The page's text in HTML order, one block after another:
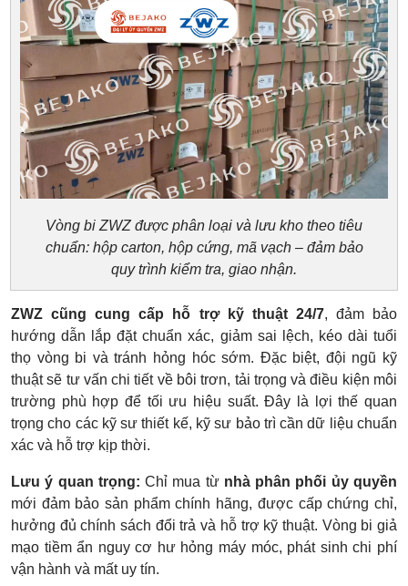
Vòng bi ZWZ được phân loại và lưu kho theo tiêu
chuẩn: hộp carton, hộp cứng, mã vạch – đảm bảo
quy trình kiểm tra, giao nhận.
ZWZ cũng cung cấp hỗ trợ kỹ thuật 24/7, đảm bảo
hướng dẫn lắp đặt chuẩn xác, giảm sai lệch, kéo dài tuổi
thọ vòng bi và tránh hỏng hóc sớm. Đặc biệt, đội ngũ kỹ
thuật sẽ tư vấn chi tiết về bôi trơn, tải trọng và điều kiện môi
trường phù hợp để tối ưu hiệu suất. Đây là lợi thế quan
trọng cho các kỹ sư thiết kế, kỹ sư bảo trì cần dữ liệu chuẩn
xác và hỗ trợ kịp thời.
Lưu ý quan trọng: Chỉ mua từ nhà phân phối ủy quyền
mới đảm bảo sản phẩm chính hãng, được cấp chứng chỉ,
hưởng đủ chính sách đổi trả và hỗ trợ kỹ thuật. Vòng bi giả
mạo tiềm ẩn nguy cơ hư hỏng máy móc, phát sinh chi phí
vận hành và mất uy tín.